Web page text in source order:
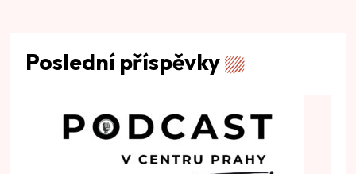
Poslední příspěvky